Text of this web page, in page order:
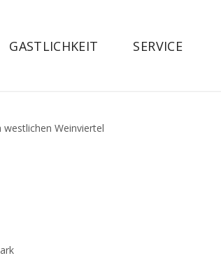
GASTLICHKEIT SERVICE
westlichen Weinviertel